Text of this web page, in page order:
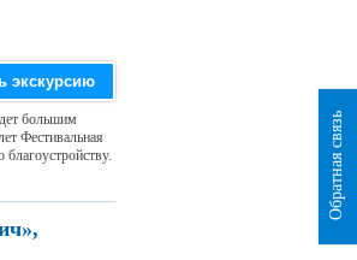
экскурсию
большим
Фестивальная
Обратная связь